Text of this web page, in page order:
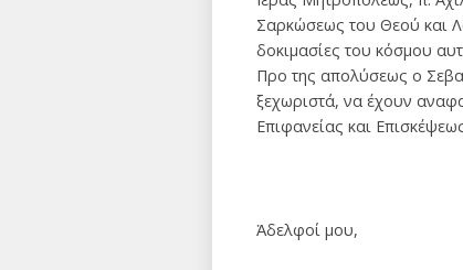
Σαρκώσεως του Θεού και
δοκιμασίες του κόσμου
Προ της απολύσεως ο
ξεχωριστά, να έχουν
Επιφανείας και
Ἀδελφοί μου,